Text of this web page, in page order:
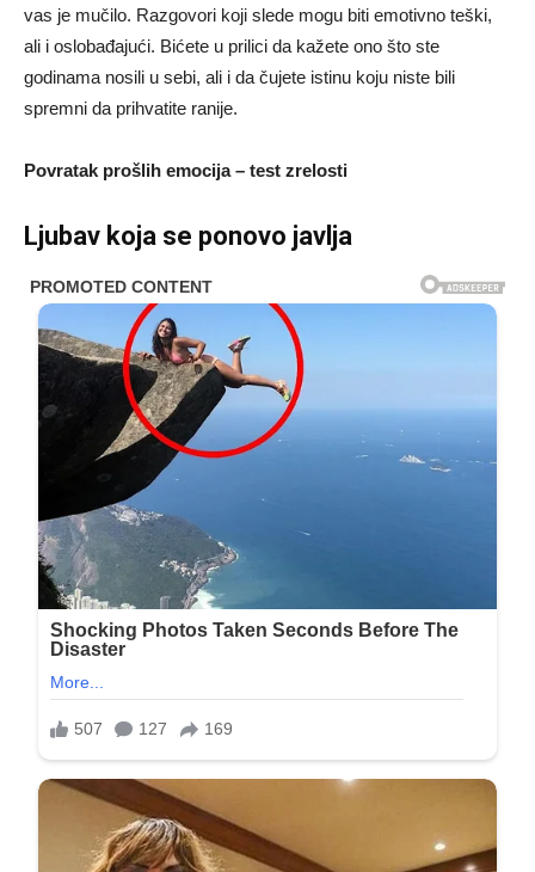
vas je mučilo. Razgovori koji slede mogu biti emotivno teški,
ali i oslobađajući. Bićete u prilici da kažete ono što ste
godinama nosili u sebi, ali i da čujete istinu koju niste bili
spremni da prihvatite ranije.
Povratak prošlih emocija – test zrelosti
Ljubav koja se ponovo javlja